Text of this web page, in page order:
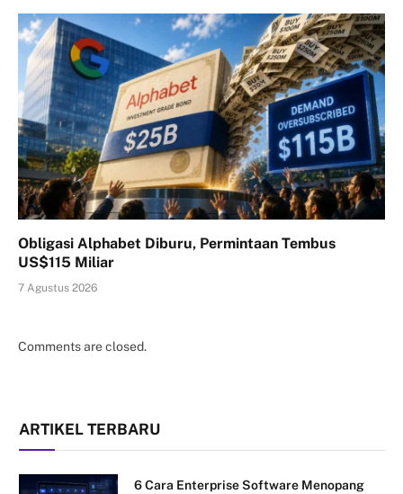
Obligasi Alphabet Diburu, Permintaan Tembus
US$115 Miliar
7 Agustus 2026
Comments are closed.
ARTIKEL TERBARU
6 Cara Enterprise Software Menopang